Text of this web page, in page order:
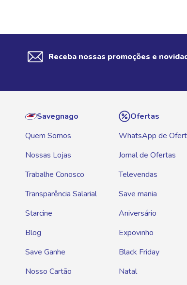
Receba nossas promoções e
Savegnago
Quem Somos
Nossas Lojas
Trabalhe Conosco
Transparência Salarial
Starcine
Blog
Save Ganhe
Nosso Cartão
Ofertas
WhatsApp de
Jornal de Ofertas
Televendas
Save mania
Aniversário
Expovinho
Black Friday
Natal